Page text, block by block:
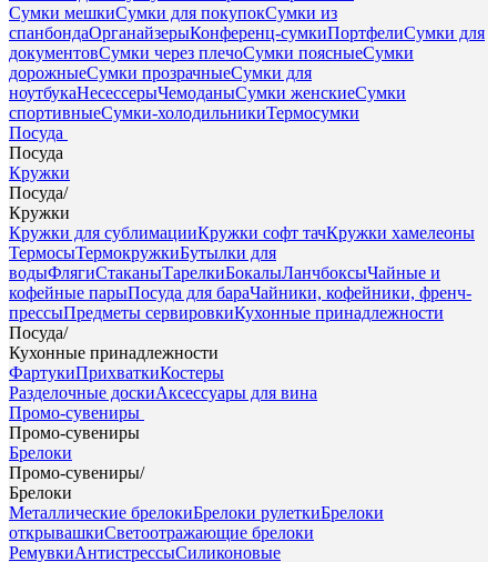
Сумки мешкиСумки для покупокСумки из
спанбондаОрганайзерыКонференц-сумкиПортфелиСумки для
документовСумки через плечоСумки поясныеСумки
дорожныеСумки прозрачныеСумки для
ноутбукаНесессерыЧемоданыСумки женскиеСумки
спортивныеСумки-холодильникиТермосумки
Посуда
Посуда
Кружки
Посуда/
Кружки
Кружки для сублимацииКружки софт тачКружки хамелеоны
ТермосыТермокружкиБутылки для
водыФлягиСтаканыТарелкиБокалыЛанчбоксыЧайные и
кофейные парыПосуда для бараЧайники, кофейники, френч-
прессыПредметы сервировкиКухонные принадлежности
Посуда/
Кухонные принадлежности
ФартукиПрихваткиКостеры
Разделочные доскиАксессуары для вина
Промо-сувениры
Промо-сувениры
Брелоки
Промо-сувениры/
Брелоки
Металлические брелокиБрелоки рулеткиБрелоки
открывашкиСветоотражающие брелоки
РемувкиАнтистрессыСиликоновые